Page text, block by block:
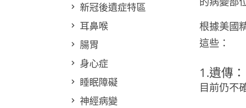
新冠後遺症特區
耳鼻喉
腸胃
身心症
睡眠障礙
神經病變
根據美國
這些：
1.遺傳：
目前仍不